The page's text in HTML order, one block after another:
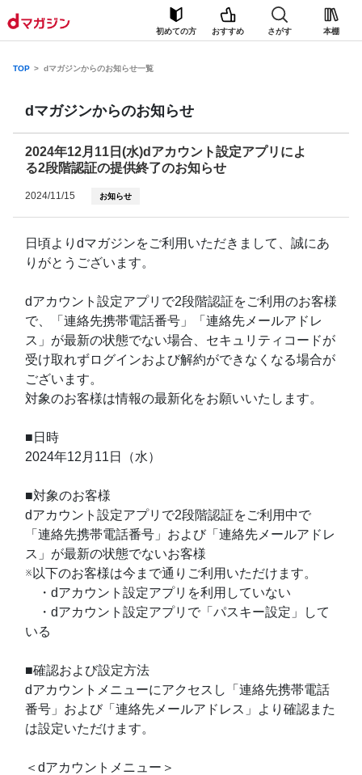
初めての方 おすすめ さがす 本棚
TOP dマガジンからのお知らせ一覧
dマガジンからのお知らせ
2024年12月11日(水)dアカウント設定アプリによ
る2段階認証の提供終了のお知らせ
2024/11/15 お知らせ
日頃よりdマガジンをご利用いただきまして、誠にあ
りがとうございます。
dアカウント設定アプリで2段階認証をご利用のお客様
で、「連絡先携帯電話番号」「連絡先メールアドレ
ス」が最新の状態でない場合、セキュリティコードが
受け取れずログインおよび解約ができなくなる場合が
ございます。
対象のお客様は情報の最新化をお願いいたします。
■日時
2024年12月11日（水）
■対象のお客様
dアカウント設定アプリで2段階認証をご利用中で
「連絡先携帯電話番号」および「連絡先メールアドレ
ス」が最新の状態でないお客様
※以下のお客様は今まで通りご利用いただけます。
・dアカウント設定アプリを利用していない
・dアカウント設定アプリで「パスキー設定」して
いる
■確認および設定方法
dアカウントメニューにアクセスし「連絡先携帯電話
番号」および「連絡先メールアドレス」より確認また
は設定いただけます。
＜dアカウントメニュー＞